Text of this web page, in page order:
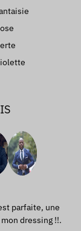
parfaite, une
dressing !!.